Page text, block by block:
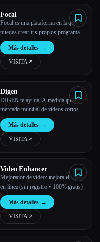
Focal
Focal es una plataforma en la que
puedes crear tus propios programas
de televisión y películas con la IA.
Más detalles →
VISITA↗︎
Digen
DIGEN te ayuda: A medida que el
mercado mundial de vídeos cortos
crece, cada vez más personas desean
aparecer en sus vídeos en las redes
sociales, pero la necesidad de un
equipo sofisticado y escenas
Más detalles →
VISITA↗︎
Video Enhancer
Mejorador de vídeo: mejora el vídeo
en línea (sin registro y 100% gratis)
Más detalles →
VISITA↗︎